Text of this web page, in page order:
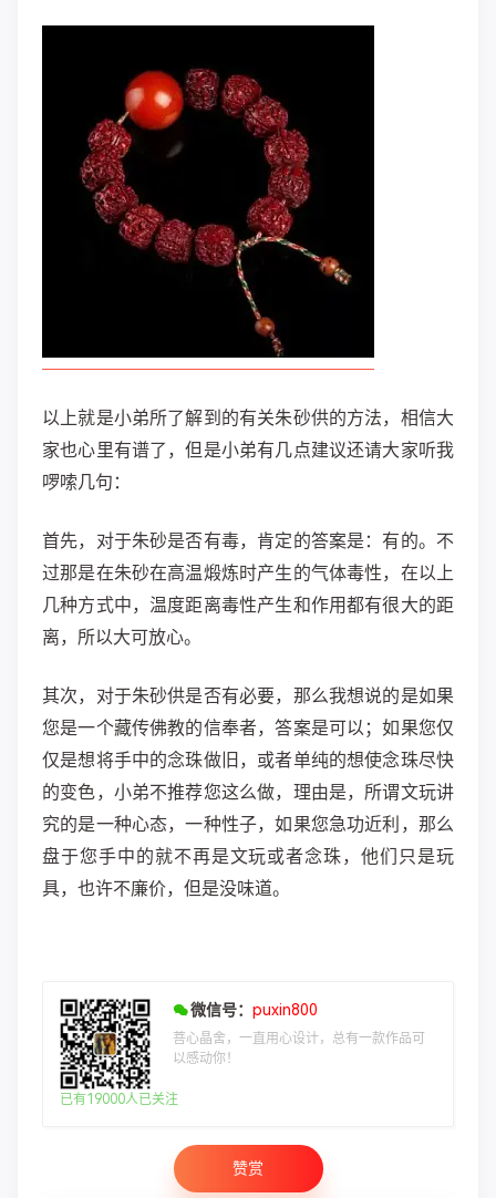
以上就是小弟所了解到的有关朱砂供的方法，相信大
家也心里有谱了，但是小弟有几点建议还请大家听我
啰嗦几句：
首先，对于朱砂是否有毒，肯定的答案是：有的。不
过那是在朱砂在高温煅炼时产生的气体毒性，在以上
几种方式中，温度距离毒性产生和作用都有很大的距
离，所以大可放心。
其次，对于朱砂供是否有必要，那么我想说的是如果
您是一个藏传佛教的信奉者，答案是可以；如果您仅
仅是想将手中的念珠做旧，或者单纯的想使念珠尽快
的变色，小弟不推荐您这么做，理由是，所谓文玩讲
究的是一种心态，一种性子，如果您急功近利，那么
盘于您手中的就不再是文玩或者念珠，他们只是玩
具，也许不廉价，但是没味道。
微信号： puxin800
菩心晶舍，一直用心设计，总有一款作品可
以感动你！
已有19000人已关注
赞赏